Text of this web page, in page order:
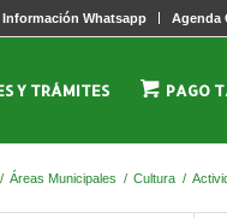
Información Whatsapp Agenda
Y TRÁMITES PAGO
/ Áreas Municipales / Cultura /